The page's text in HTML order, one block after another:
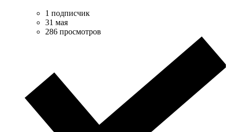
1 подписчик
31 мая
286 просмотров